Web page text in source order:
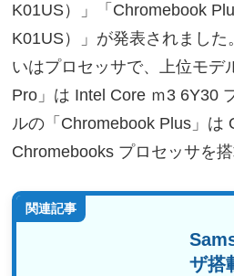
K01US）」「Chromebook
K01US）」が発表されました
いはプロセッサで、上位モデ
Pro」は Intel Core ｍ3 6Y30
ルの「Chromebook Plus」は
Chromebooks プロセッサを搭
関連記事
ザ搭